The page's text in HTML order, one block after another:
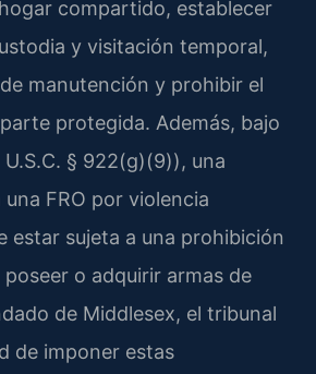
compartido, establecer
y visitación temporal,
manutención y prohibir el
protegida. Además, bajo
§ 922(g)(9)), una
FRO por violencia
estar sujeta a una prohibición
o adquirir armas de
de Middlesex, el tribunal
de imponer estas